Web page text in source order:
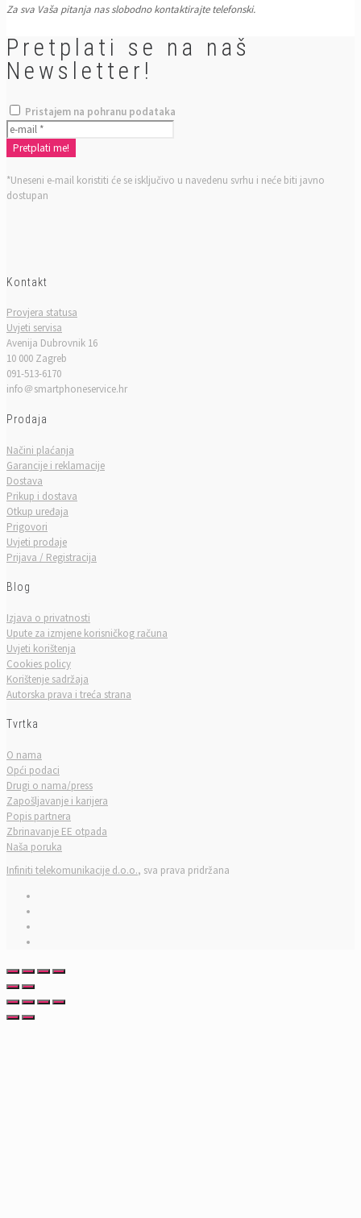
Za sva Vaša pitanja nas slobodno kontaktirajte telefonski.
Pretplati se na naš
Newsletter!
Pristajem na pohranu podataka
*Uneseni e-mail koristiti će se isključivo u navedenu svrhu i neće biti javno
dostupan
Kontakt
Provjera statusa
Uvjeti servisa
Avenija Dubrovnik 16
10 000 Zagreb
091-513-6170
info＠smartphoneservice.hr
Prodaja
Načini plaćanja
Garancije i reklamacije
Dostava
Prikup i dostava
Otkup uređaja
Prigovori
Uvjeti prodaje
Prijava / Registracija
Blog
Izjava o privatnosti
Upute za izmjene korisničkog računa
Uvjeti korištenja
Cookies policy
Korištenje sadržaja
Autorska prava i treća strana
Tvrtka
O nama
Opći podaci
Drugi o nama/press
Zapošljavanje i karijera
Popis partnera
Zbrinavanje EE otpada
Naša poruka
Infiniti telekomunikacije d.o.o., sva prava pridržana